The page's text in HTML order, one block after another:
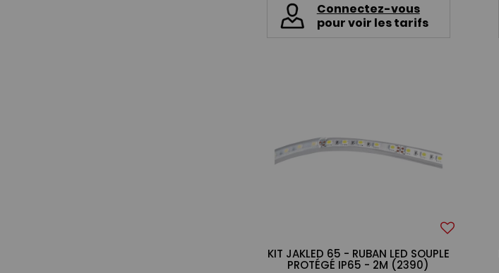
Connectez-vous
pour voir les tarifs
KIT JAKLED 65 - RUBAN LED SOUPLE
PROTÉGÉ IP65 - 2M (2390)